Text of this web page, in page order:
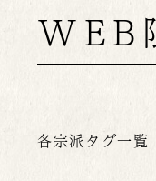
WEB
各宗派タグ一覧